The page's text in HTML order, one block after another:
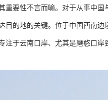
要性不言而喻。对于从事中
目的地的关键。位于中国西南
注于云南口岸、尤其是磨憨口